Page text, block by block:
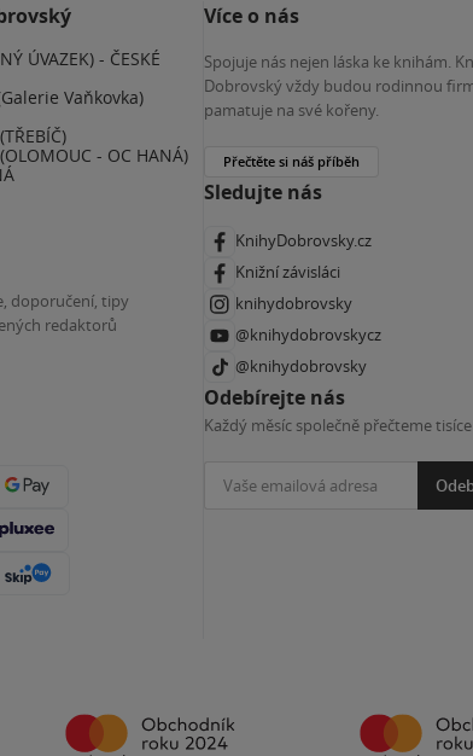
ÚVAZEK) - ČESKÉ
Vaňkovka)
- OC HANÁ)
doporučení, tipy
redaktorů
Více o nás
Spojuje nás nejen láska ke knihám.
Dobrovský vždy budou rodinnou
pamatuje na své kořeny.
Přečtěte si náš příběh
Sledujte nás
KnihyDobrovsky.cz
Knižní závisláci
knihydobrovsky
@knihydobrovskycz
@knihydobrovsky
Odebírejte nás
Každý měsíc společně přečteme